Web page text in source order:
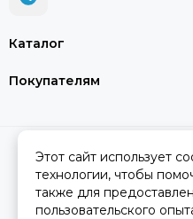
Каталог
Покупателям
2026 © SMART
Этот сайт использует
технологии, чтобы
также для
пользовательского